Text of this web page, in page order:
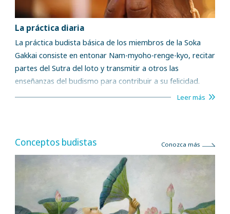
La práctica diaria
La práctica budista básica de los miembros de la Soka
Gakkai consiste en entonar Nam-myoho-renge-kyo, recitar
partes del Sutra del loto y transmitir a otros las
enseñanzas del budismo para contribuir a su felicidad.
Leer más
Conceptos budistas Conozca más